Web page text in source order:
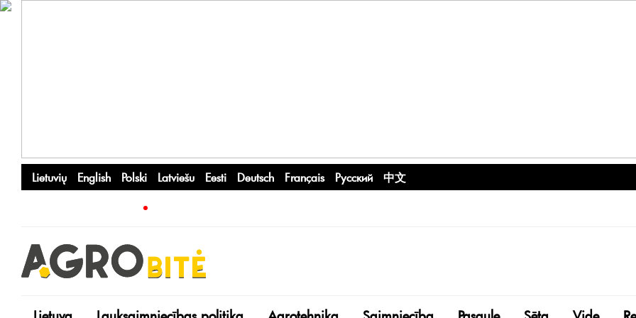
Lietuvių English Polski Latviešu Eesti Deutsch Français Русский 中文